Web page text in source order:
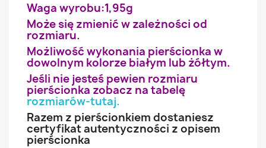
Waga wyrobu:1,95g
Może się zmienić w zależności od
rozmiaru.
Możliwość wykonania pierścionka w
dowolnym kolorze białym lub żółtym.
Jeśli nie jesteś pewien rozmiaru
pierścionka zobacz na tabelę
rozmiarów-tutaj.
Razem z pierścionkiem dostaniesz
certyfikat autentyczności z opisem
pierścionka